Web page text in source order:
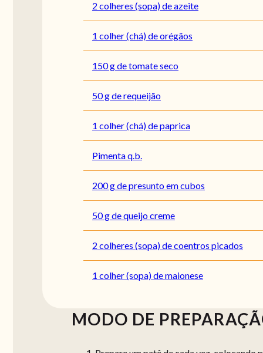
2 colheres (sopa) de azeite
1 colher (chá) de orégãos
150 g de tomate seco
50 g de requeijão
1 colher (chá) de paprica
Pimenta q.b.
200 g de presunto em cubos
50 g de queijo creme
2 colheres (sopa) de coentros picados
1 colher (sopa) de maionese
MODO DE